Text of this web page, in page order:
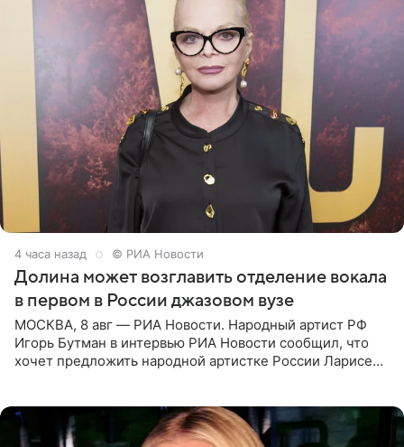
4 часа назад © РИА Новости
Долина может возглавить отделение вокала
в первом в России джазовом вузе
МОСКВА, 8 авг — РИА Новости. Народный артист РФ
Игорь Бутман в интервью РИА Новости сообщил, что
хочет предложить народной артистке России Ларисе